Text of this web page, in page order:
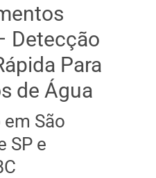
Detecção
Para
de Água
São
SP e